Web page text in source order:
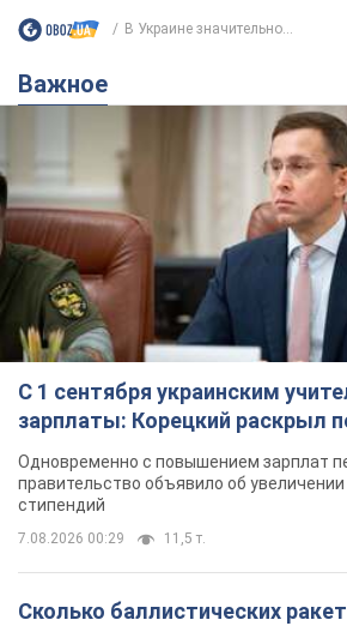
В Украине значительно...
Важное
С 1 сентября украинским
зарплаты: Корецкий раскрыл
Одновременно с повышением зарплат
правительство объявило об
стипендий
7.08.2026 00:29 11,5 т.
Сколько баллистических ракет